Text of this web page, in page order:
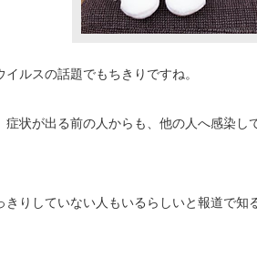
ルスの話題でもちきりですね。
症状が出る前の人からも、他の人へ感染し
きりしていない人もいるらしいと報道で知